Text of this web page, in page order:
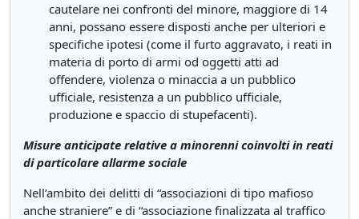
cautelare nei confronti del minore, maggiore di 14
anni, possano essere disposti anche per ulteriori e
specifiche ipotesi (come il furto aggravato, i reati in
materia di porto di armi od oggetti atti ad
offendere, violenza o minaccia a un pubblico
ufficiale, resistenza a un pubblico ufficiale,
produzione e spaccio di stupefacenti).
Misure anticipate relative a minorenni coinvolti in reati
di particolare allarme sociale
Nell’ambito dei delitti di “associazioni di tipo mafioso
anche straniere” e di “associazione finalizzata al traffico